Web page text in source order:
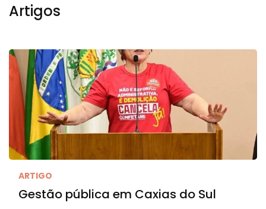
Artigos
ARTIGO
Gestão pública em Caxias do Sul